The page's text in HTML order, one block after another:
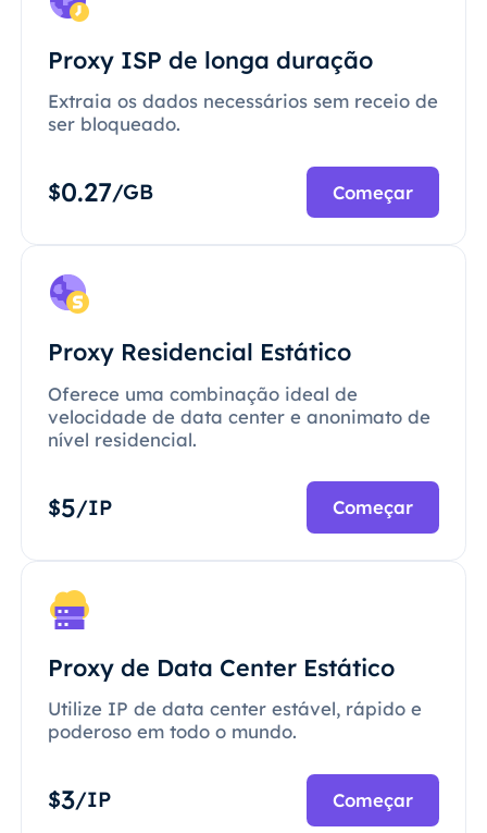
Proxy ISP de longa duração
Extraia os dados necessários sem receio de
ser bloqueado.
$0.27/GB Começar
Proxy Residencial Estático
Oferece uma combinação ideal de
velocidade de data center e anonimato de
nível residencial.
$5/IP Começar
Proxy de Data Center Estático
Utilize IP de data center estável, rápido e
poderoso em todo o mundo.
$3/IP Começar